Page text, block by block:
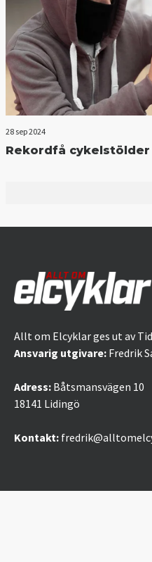
28 sep 2024
Rekordfå cykelstölder
Allt om Elcyklar ges ut av
Ansvarig utgivare: Fredrik
Adress: Båtsmansvägen 10
18141 Lidingö
Kontakt: